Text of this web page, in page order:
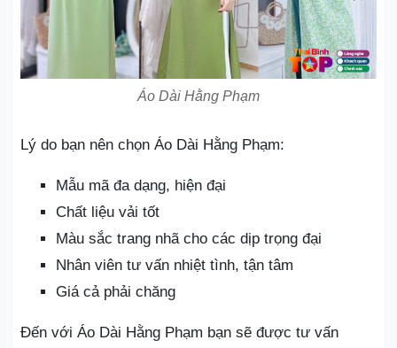
Áo Dài Hằng Phạm
Lý do bạn nên chọn Áo Dài Hằng Phạm:
Mẫu mã đa dạng, hiện đại
Chất liệu vải tốt
Màu sắc trang nhã cho các dịp trọng đại
Nhân viên tư vấn nhiệt tình, tận tâm
Giá cả phải chăng
Đến với Áo Dài Hằng Phạm bạn sẽ được tư vấn